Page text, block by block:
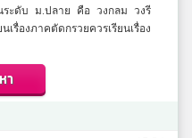
ระดับ ม.ปลาย คือ วงกลม วงรี
เรื่องภาคตัดกรวยควรเรียนเรื่อง
า